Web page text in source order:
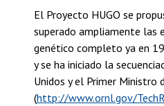
El Proyecto HUGO se
superado ampliamente las
genético completo ya en
y se ha iniciado la
Unidos y el Primer Ministro
(http://www.ornl.gov/